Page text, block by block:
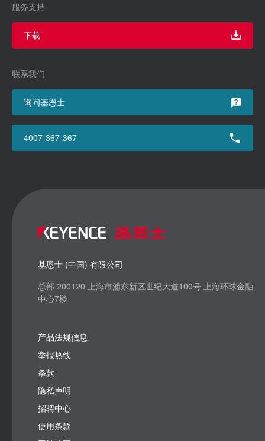
服务支持
下载
联系我们
询问基恩士
4007-367-367
基恩士 (中国) 有限公司
总部 200120 上海市浦东新区世纪大道100号 上海环球金融
中心7楼
产品法规信息
举报热线
条款
隐私声明
招聘中心
使用条款